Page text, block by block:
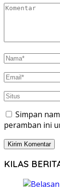
Simpan
peramban ini
KILAS